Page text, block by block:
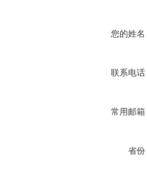
您的姓名
联系电话
常用邮箱
省份